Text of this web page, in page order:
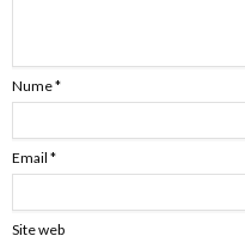
Nume*
Email *
Site web